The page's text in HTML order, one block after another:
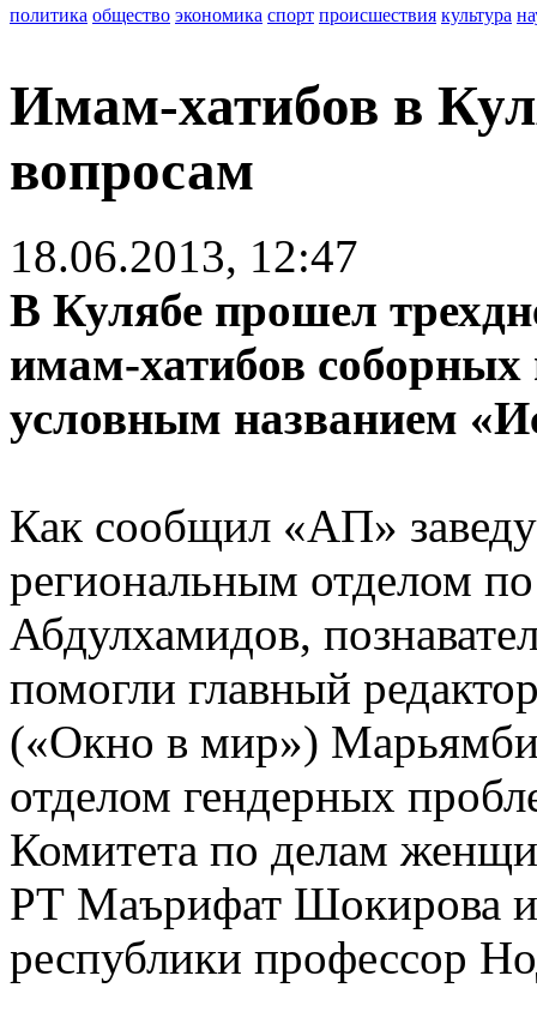
политика общество экономика спорт происшествия культура
Имам-хатибов в
вопросам
18.06.2013, 12:47
В Кулябе прошел
имам-хатибов соборных
условным названием
Как сообщил «АП»
региональным отделом
Абдулхамидов,
помогли главный
(«Окно в мир») Марьямби
отделом гендерных
Комитета по делам
РТ Маърифат Шокирова
республики профессор